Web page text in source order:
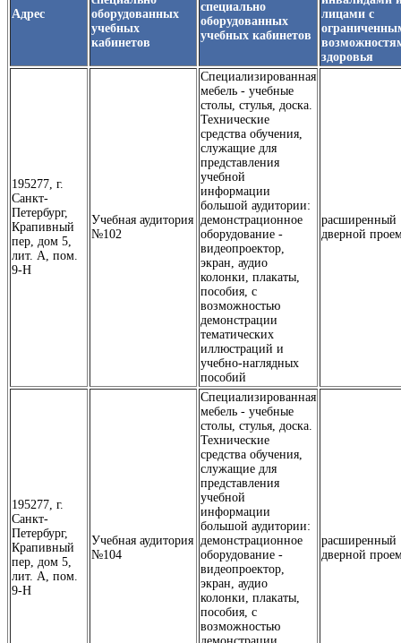
Адрес
оборудованных
учебных
кабинетов
специально
оборудованных
учебных кабинетов
лицами с
здоровья
195277, г.
Санкт-
Петербург,
Крапивный
пер, дом 5,
лит. А, пом.
9-Н
Учебная аудитория
№102
Специализированная
мебель - учебные
столы, стулья, доска.
Технические
средства обучения,
служащие для
представления
учебной
информации
большой аудитории:
демонстрационное
оборудование -
видеопроектор,
экран, аудио
колонки, плакаты,
пособия, с
возможностью
демонстрации
тематических
иллюстраций и
учебно-наглядных
пособий
расширенный
дверной
195277, г.
Санкт-
Петербург,
Крапивный
пер, дом 5,
лит. А, пом.
9-Н
Учебная аудитория
№104
Специализированная
мебель - учебные
столы, стулья, доска.
Технические
средства обучения,
служащие для
представления
учебной
информации
большой аудитории:
демонстрационное
оборудование -
видеопроектор,
экран, аудио
колонки, плакаты,
пособия, с
возможностью
расширенный
дверной